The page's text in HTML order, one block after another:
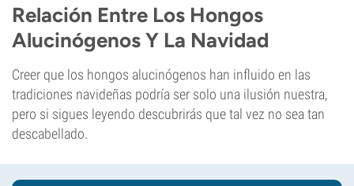
Relación Entre Los Hongos
Alucinógenos Y La Navidad
Creer que los hongos alucinógenos han influido en las
tradiciones navideñas podría ser solo una ilusión nuestra,
pero si sigues leyendo descubrirás que tal vez no sea tan
descabellado.